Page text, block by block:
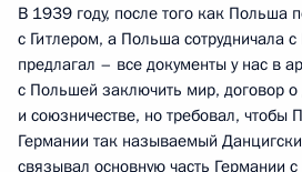
В 1939 году, после того как Польша
с Гитлером, а Польша сотрудничала с
предлагал – все документы у нас в
с Польшей заключить мир, договор
и союзничестве, но требовал, чтобы
Германии так называемый
связывал основную часть Германии